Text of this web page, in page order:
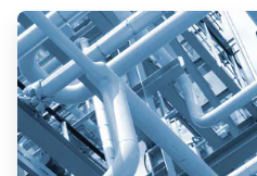
ArticleTile
1
de
5